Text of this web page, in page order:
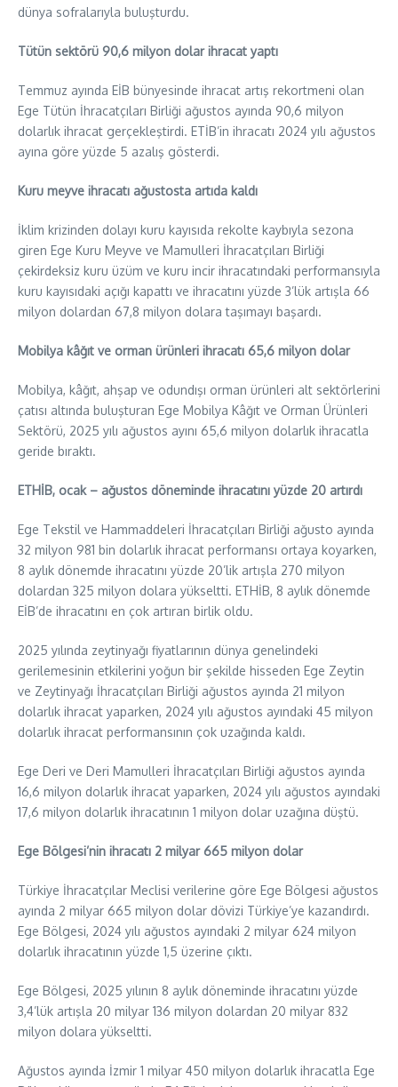
dünya sofralarıyla buluşturdu.
Tütün sektörü 90,6 milyon dolar ihracat yaptı
Temmuz ayında EİB bünyesinde ihracat artış rekortmeni olan
Ege Tütün İhracatçıları Birliği ağustos ayında 90,6 milyon
dolarlık ihracat gerçekleştirdi. ETİB’in ihracatı 2024 yılı ağustos
ayına göre yüzde 5 azalış gösterdi.
Kuru meyve ihracatı ağustosta artıda kaldı
İklim krizinden dolayı kuru kayısıda rekolte kaybıyla sezona
giren Ege Kuru Meyve ve Mamulleri İhracatçıları Birliği
çekirdeksiz kuru üzüm ve kuru incir ihracatındaki performansıyla
kuru kayısıdaki açığı kapattı ve ihracatını yüzde 3’lük artışla 66
milyon dolardan 67,8 milyon dolara taşımayı başardı.
Mobilya kâğıt ve orman ürünleri ihracatı 65,6 milyon dolar
Mobilya, kâğıt, ahşap ve odundışı orman ürünleri alt sektörlerini
çatısı altında buluşturan Ege Mobilya Kâğıt ve Orman Ürünleri
Sektörü, 2025 yılı ağustos ayını 65,6 milyon dolarlık ihracatla
geride bıraktı.
ETHİB, ocak – ağustos döneminde ihracatını yüzde 20 artırdı
Ege Tekstil ve Hammaddeleri İhracatçıları Birliği ağusto ayında
32 milyon 981 bin dolarlık ihracat performansı ortaya koyarken,
8 aylık dönemde ihracatını yüzde 20’lik artışla 270 milyon
dolardan 325 milyon dolara yükseltti. ETHİB, 8 aylık dönemde
EİB’de ihracatını en çok artıran birlik oldu.
2025 yılında zeytinyağı fiyatlarının dünya genelindeki
gerilemesinin etkilerini yoğun bir şekilde hisseden Ege Zeytin
ve Zeytinyağı İhracatçıları Birliği ağustos ayında 21 milyon
dolarlık ihracat yaparken, 2024 yılı ağustos ayındaki 45 milyon
dolarlık ihracat performansının çok uzağında kaldı.
Ege Deri ve Deri Mamulleri İhracatçıları Birliği ağustos ayında
16,6 milyon dolarlık ihracat yaparken, 2024 yılı ağustos ayındaki
17,6 milyon dolarlık ihracatının 1 milyon dolar uzağına düştü.
Ege Bölgesi’nin ihracatı 2 milyar 665 milyon dolar
Türkiye İhracatçılar Meclisi verilerine göre Ege Bölgesi ağustos
ayında 2 milyar 665 milyon dolar dövizi Türkiye’ye kazandırdı.
Ege Bölgesi, 2024 yılı ağustos ayındaki 2 milyar 624 milyon
dolarlık ihracatının yüzde 1,5 üzerine çıktı.
Ege Bölgesi, 2025 yılının 8 aylık döneminde ihracatını yüzde
3,4’lük artışla 20 milyar 136 milyon dolardan 20 milyar 832
milyon dolara yükseltti.
Ağustos ayında İzmir 1 milyar 450 milyon dolarlık ihracatla Ege